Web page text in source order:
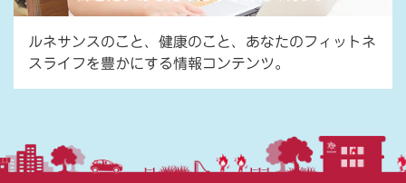
ルネサンスのこと、健康のこと、あなたのフィットネ
スライフを豊かにする情報コンテンツ。